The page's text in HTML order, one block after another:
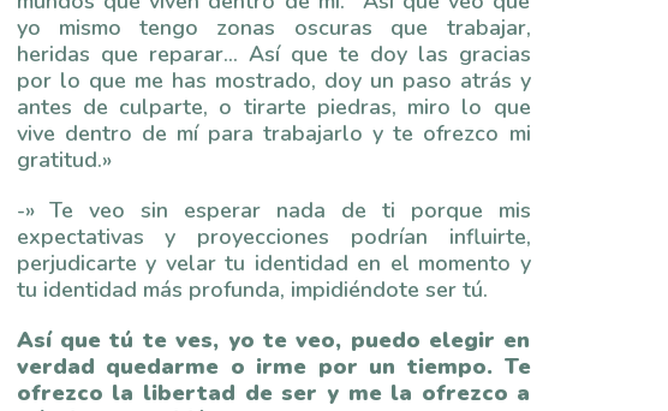
yo mismo tengo zonas oscuras que trabajar,
heridas que reparar… Así que te doy las gracias
por lo que me has mostrado, doy un paso atrás y
antes de culparte, o tirarte piedras, miro lo que
vive dentro de mí para trabajarlo y te ofrezco mi
gratitud.»
-» Te veo sin esperar nada de ti porque mis
expectativas y proyecciones podrían influirte,
perjudicarte y velar tu identidad en el momento y
tu identidad más profunda, impidiéndote ser tú.
Así que tú te ves, yo te veo, puedo elegir en
verdad quedarme o irme por un tiempo. Te
ofrezco la libertad de ser y me la ofrezco a